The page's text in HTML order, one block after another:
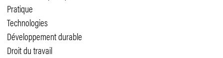
Pratique
Technologies
Développement durable
Droit du travail